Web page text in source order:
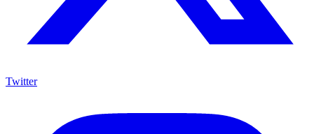
Twitter